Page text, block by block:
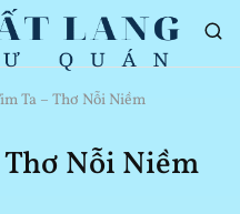
Ta – Thơ Nỗi Niềm
Nỗi Niềm